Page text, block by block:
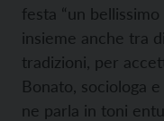
festa “un
insieme anche tra
tradizioni, per
Bonato, sociologa
ne parla in toni